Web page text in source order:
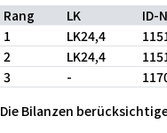
Rang LK
ID-
1
LK24,4
2
LK24,4
3
-
Die Bilanzen